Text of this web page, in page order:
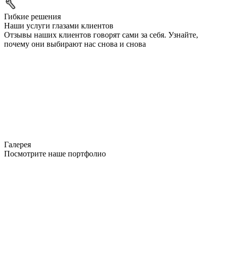
Гибкие решения
Наши услуги глазами клиентов
Отзывы наших клиентов говорят сами за себя. Узнайте,
почему они выбирают нас снова и снова
Галерея
Посмотрите наше портфолио